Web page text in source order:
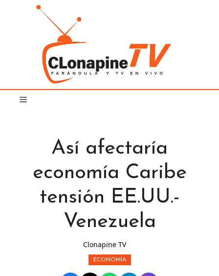
Así afectaría
economía Caribe
tensión EE.UU.-
Venezuela
Clonapine TV
ECONOMÍA